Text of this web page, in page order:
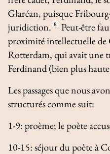
Glaréan, puisque
juridiction. 8
Peut-être
proximité intellectuelle de
Rotterdam, qui avait une
Ferdinand (bien plus
Les passages que nous
structurés comme suit:
1-9: proème; le poète
10-15: séjour du poète à